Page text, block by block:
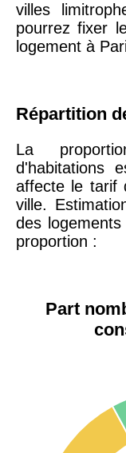
75020 -
Paris
20ème
arrondissement
75019 -
Paris
19ème
arrondissement
51100 -Reims
75013 -Paris
Le Havre
Paris
villes
pourrez fixer
logement à
Répartition
La
d'habitations
affecte le tarif
ville.
des
proportion :
Part